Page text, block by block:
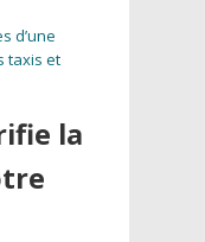
d’une
taxis et
la